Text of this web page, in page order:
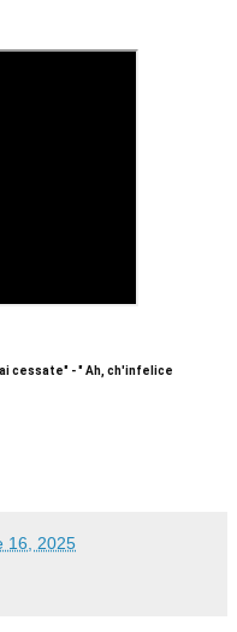
- " Ah, ch'infelice
16, 2025